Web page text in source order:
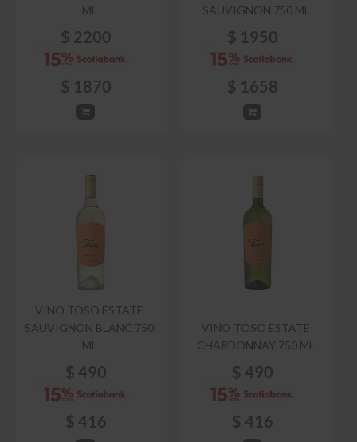
ML
$ 2200
$ 1870
SAUVIGNON 750 ML
$ 1950
$ 1658
VINO TOSO ESTATE
SAUVIGNON BLANC 750
ML
$ 490
$ 416
VINO TOSO ESTATE
CHARDONNAY 750 ML
$ 490
$ 416